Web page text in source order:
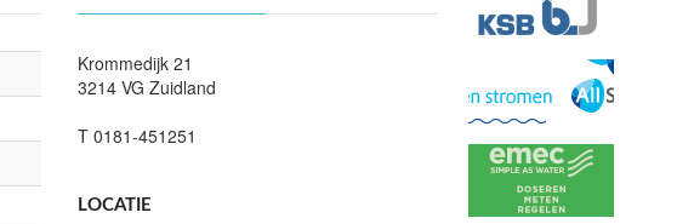
Krommedijk 21
3214 VG Zuidland
T 0181-451251
LOCATIE